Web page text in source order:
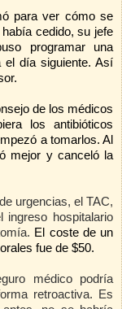
para ver cómo se
cedido, su jefe
programar una
el día siguiente. Así
de los médicos
los antibióticos
a tomarlos. Al
mejor y canceló la
urgencias, el TAC,
ingreso hospitalario
El coste de un
fue de $50.
médico podría
retroactiva. Es